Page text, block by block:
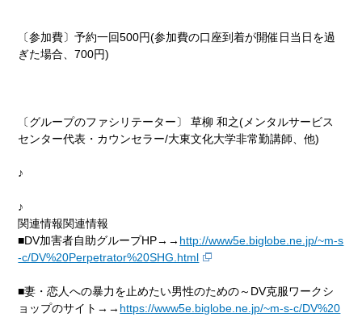
〔参加費〕予約一回500円(参加費の口座到着が開催日当日を過
ぎた場合、700円)
〔グループのファシリテーター〕 草柳 和之(メンタルサービス
センター代表・カウンセラー/大東文化大学非常勤講師、他)
♪
♪
関連情報関連情報
■DV加害者自助グループHP→→ http://www5e.biglobe.ne.jp/~m-s
-c/DV%20Perpetrator%20SHG.html
■妻・恋人への暴力を止めたい男性のための～DV克服ワークシ
ョップのサイト→→ https://www5e.biglobe.ne.jp/~m-s-c/DV%20